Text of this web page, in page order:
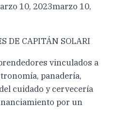
10, 2023marzo 10,
DE CAPITÁN SOLARI
vinculados a
panadería,
cuidado y cervecería
por un